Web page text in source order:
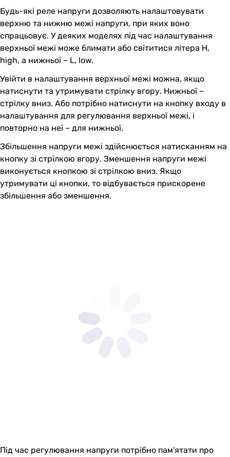
Будь-які реле напруги дозволяють налаштовувати
верхню та нижню межі напруги, при яких воно
спрацьовує. У деяких моделях під час налаштування
верхньої межі може блимати або світитися літера H,
high, а нижньої – L, low.
Увійти в налаштування верхньої межі можна, якщо
натиснути та утримувати стрілку вгору. Нижньої –
стрілку вниз. Або потрібно натиснути на кнопку входу в
налаштування для регулювання верхньої межі, і
повторно на неї – для нижньої.
Збільшення напруги межі здійснюється натисканням на
кнопку зі стрілкою вгору. Зменшення напруги межі
виконується кнопкою зі стрілкою вниз. Якщо
утримувати ці кнопки, то відбувається прискорене
збільшення або зменшення.
Під час регулювання напруги потрібно пам'ятати про